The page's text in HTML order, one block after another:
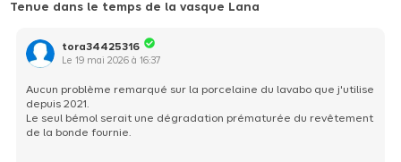
Tenue dans le temps de la vasque Lana
tora34425316
Le19 mai 2026 à16:37
Aucun problème remarqué sur la porcelaine du lavabo que j'utilise
depuis 2021.
Le seul bémol serait une dégradation prématurée du revêtement
de la bonde fournie.